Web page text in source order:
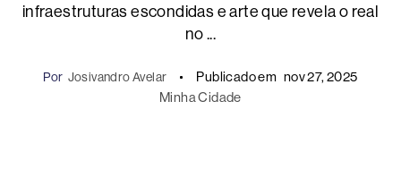
infraestruturas escondidas e arte que revela o real
no ...
Por Josivandro Avelar Publicado em nov 27, 2025
Minha Cidade